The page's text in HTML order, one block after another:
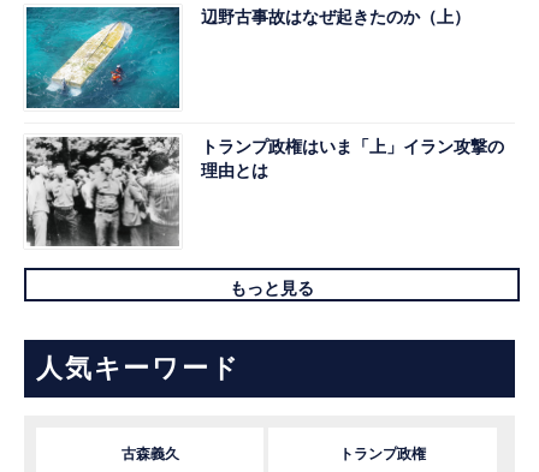
辺野古事故はなぜ起きたのか（上）
トランプ政権はいま「上」イラン攻撃の
理由とは
もっと見る
人気キーワード
古森義久 トランプ政権